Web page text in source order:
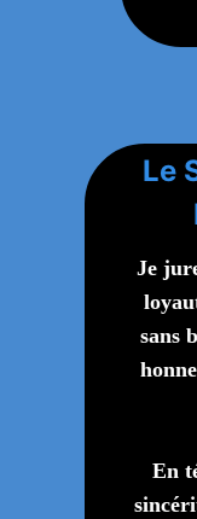
Le
Je
sans
En